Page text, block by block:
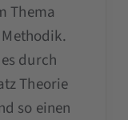
Thema
durch
Theorie
so einen